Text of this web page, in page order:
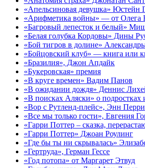
«Апельсиновая девушка» Юстейн
«Арифметика войны» — от Олега
«Багровый лепесток и белый»
«Белая голубка Кордовы» Дины
«Бой тигров в долине»
«Бойцовский клуб» — книга или
«Бразилия», Джон Апдайк
«Букеровская» премия
«В круге времен» Вадим Панов
«В ожидании дождя» Деннис
«В поисках Аляски» о подростках
«Вор с Рутленд-плейс», Энн Перри
«Все мы только гости», Евгения
«Гарри Поттер – сказка,
«Гарри Поттер» Джоан Роулинг
«Где бы ты ни скрывалась»
«Гертруда», Герман Гессе
«Год потопа» от Маргарет Этвуд